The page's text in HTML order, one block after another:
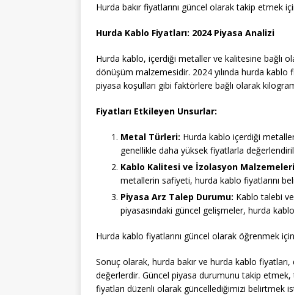
Hurda bakır fiyatlarını güncel olarak takip etmek
Hurda Kablo Fiyatları: 2024 Piyasa Analizi
Hurda kablo, içerdiği metaller ve kalitesine bağlı
dönüşüm malzemesidir. 2024 yılında hurda
piyasa koşulları gibi faktörlere bağlı olarak
Fiyatları Etkileyen Unsurlar:
Metal Türleri: Hurda kablo içerdiği
genellikle daha yüksek fiyatlarla
Kablo Kalitesi ve İzolasyon
metallerin safiyeti, hurda kablo fiyatlarını
Piyasa Arz Talep Durumu: Kablo talebi
piyasasındaki güncel gelişmeler, hurda
Hurda kablo fiyatlarını güncel olarak öğrenmek için
Sonuç olarak, hurda bakır ve hurda kablo
değerlerdir. Güncel piyasa durumunu takip
fiyatları düzenli olarak güncellediğimizi belirtmek